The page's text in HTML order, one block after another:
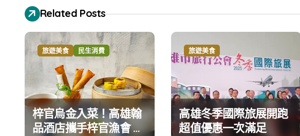
Related Posts
旅遊美食 民生消費
梓官烏金入菜！高雄翰
品酒店攜手梓官漁會 打
旅遊美食
高雄冬季國際旅展開跑
超值優惠一次滿足